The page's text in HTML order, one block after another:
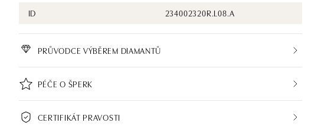
ID
234002320R.L08.A
PRŮVODCE VÝBĚREM DIAMANTŮ
PÉČE O ŠPERK
CERTIFIKÁT PRAVOSTI